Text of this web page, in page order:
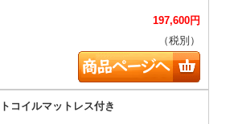
197,600円
（税別）